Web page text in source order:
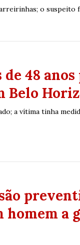
o suspeito
48
Belo
a vítima tinha
homem a